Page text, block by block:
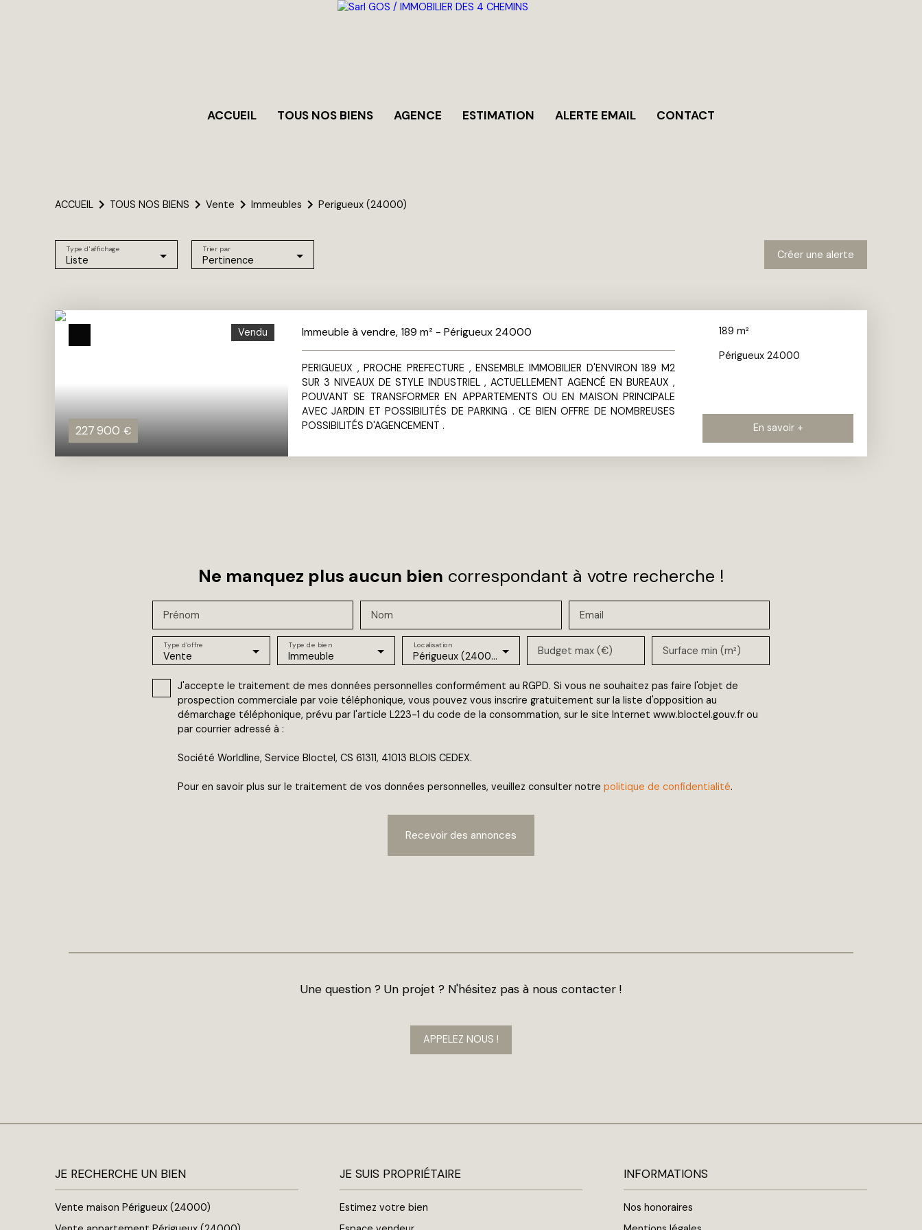
ACCUEIL TOUS NOS BIENS AGENCE ESTIMATION ALERTE EMAIL CONTACT
ACCUEIL TOUS NOS BIENS Vente Immeubles Perigueux (24000)
Liste
Type d'affichage
Pertinence
Trier par Créer une alerte
227 900 €
Vendu Immeuble à vendre, 189 m² - Périgueux 24000
PERIGUEUX , PROCHE PREFECTURE , ENSEMBLE IMMOBILIER D'ENVIRON 189 M2
SUR 3 NIVEAUX DE STYLE INDUSTRIEL , ACTUELLEMENT AGENCÉ EN BUREAUX ,
POUVANT SE TRANSFORMER EN APPARTEMENTS OU EN MAISON PRINCIPALE
AVEC JARDIN ET POSSIBILITÉS DE PARKING . CE BIEN OFFRE DE NOMBREUSES
POSSIBILITÉS D'AGENCEMENT .
189 m²
Périgueux 24000
En savoir +
Ne manquez plus aucun bien correspondant à votre recherche !
Prénom Nom Email
Vente
Type d'offre
Immeuble
Type de bien
Périgueux (24000)
Localisation Budget max (€) Surface min (m²)
J'accepte le traitement de mes données personnelles conformément au RGPD. Si vous ne souhaitez pas faire l'objet de
prospection commerciale par voie téléphonique, vous pouvez vous inscrire gratuitement sur la liste d'opposition au
démarchage téléphonique, prévu par l'article L223-1 du code de la consommation, sur le site Internet www.bloctel.gouv.fr ou
par courrier adressé à :
Société Worldline, Service Bloctel, CS 61311, 41013 BLOIS CEDEX.
Pour en savoir plus sur le traitement de vos données personnelles, veuillez consulter notre politique de confidentialité.
Recevoir des annonces
Une question ? Un projet ? N'hésitez pas à nous contacter !
APPELEZ NOUS !
JE RECHERCHE UN BIEN
Vente maison Périgueux (24000)
JE SUIS PROPRIÉTAIRE
Estimez votre bien
INFORMATIONS
Nos honoraires